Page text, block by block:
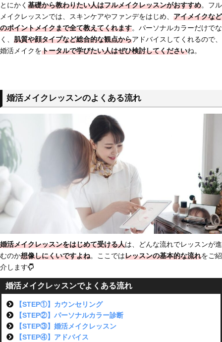
とにかく 基礎から教わりたい人はフルメイクレッスンがおすすめ。フル
メイクレッスンでは、スキンケアやファンデをはじめ、 アイメイクなど
のポイントメイクまで全て教えてくれます。パーソナルカラーだけでな
く、 肌質や顔タイプなど総合的な観点からアドバイスしてくれるので、
婚活メイクをトータルで学びたい人はぜひ検討してくださいね。
婚活メイクレッスンのよくある流れ
婚活メイクレッスンをはじめて受ける人は、どんな流れでレッスンが進
むのか想像しにくいですよね。ここではレッスンの基本的な流れをご紹
介します
婚活メイクレッスンでよくある流れ
【STEP①】カウンセリング
【STEP②】パーソナルカラー診断
【STEP③】婚活メイクレッスン
【STEP④】アドバイス